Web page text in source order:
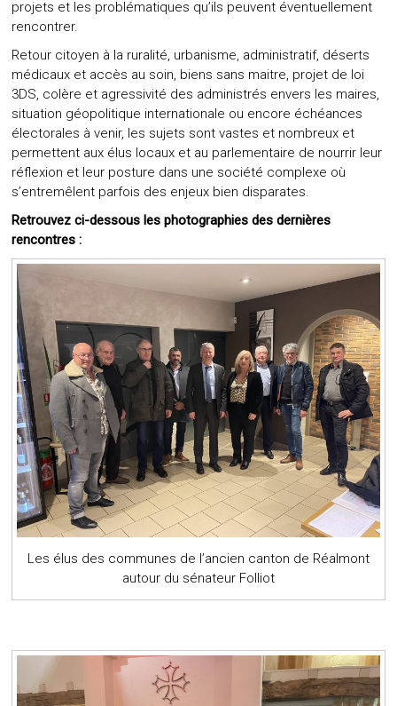
projets et les problématiques qu’ils peuvent éventuellement
rencontrer.
Retour citoyen à la ruralité, urbanisme, administratif, déserts
médicaux et accès au soin, biens sans maitre, projet de loi
3DS, colère et agressivité des administrés envers les maires,
situation géopolitique internationale ou encore échéances
électorales à venir, les sujets sont vastes et nombreux et
permettent aux élus locaux et au parlementaire de nourrir leur
réflexion et leur posture dans une société complexe où
s’entremêlent parfois des enjeux bien disparates.
Retrouvez ci-dessous les photographies des dernières
rencontres :
Les élus des communes de l’ancien canton de Réalmont
autour du sénateur Folliot